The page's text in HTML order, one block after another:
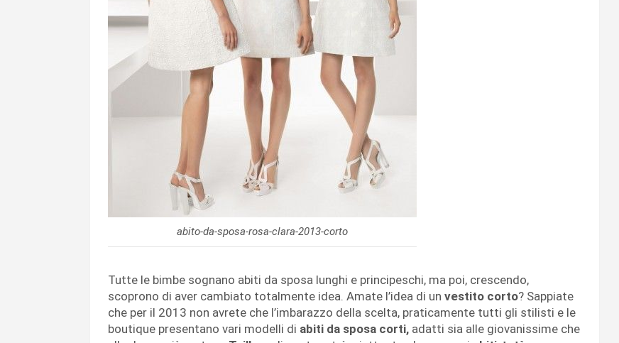
abito-da-sposa-rosa-clara-2013-corto
Tutte le bimbe sognano abiti da sposa lunghi e principeschi, ma poi, crescendo,
scoprono di aver cambiato totalmente idea. Amate l’idea di un vestito corto? Sappiate
che per il 2013 non avrete che l’imbarazzo della scelta, praticamente tutti gli stilisti e le
boutique presentano vari modelli di abiti da sposa corti, adatti sia alle giovanissime che